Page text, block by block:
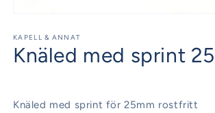
1
i
modalfönster
KAPELL & ANNAT
Knäled med sprint
Knäled med sprint för 25mm rostfritt